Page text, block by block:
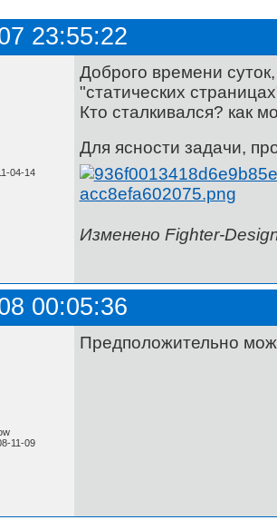
23:55:22
04-14
Доброго времени
"статических
Кто сталкивался? как
Для ясности задачи,
Изменено Fighter-
00:05:36
11-09
Предположительно